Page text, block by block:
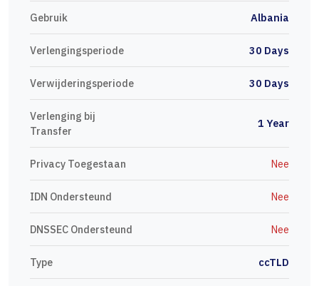
Gebruik Albania
Verlengingsperiode 30 Days
Verwijderingsperiode 30 Days
Verlenging bij
Transfer
1 Year
Privacy Toegestaan Nee
IDN Ondersteund Nee
DNSSEC Ondersteund Nee
Type ccTLD